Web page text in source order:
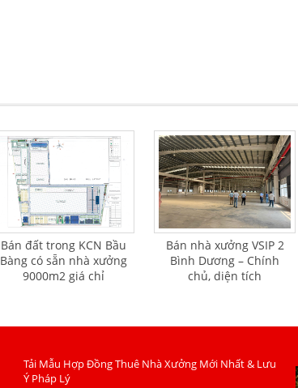
Bán đất trong KCN Bầu
Bàng có sẵn nhà xưởng
9000m2 giá chỉ
Bán nhà xưởng VSIP 2
Bình Dương – Chính
chủ, diện tích
Tải Mẫu Hợp Đồng Thuê Nhà Xưởng Mới Nhất & Lưu
Ý Pháp Lý